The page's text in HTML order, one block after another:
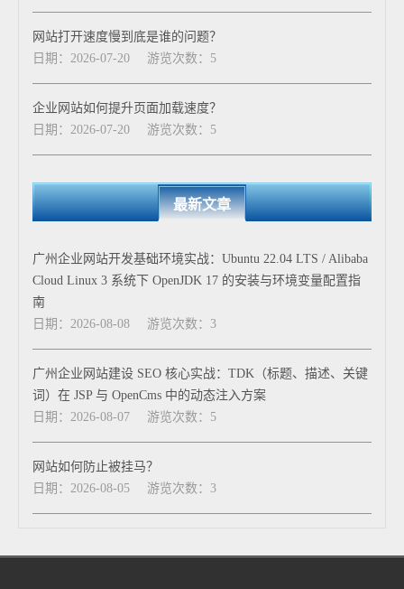
网站打开速度慢到底是谁的问题？
日期：2026-07-20
游览次数：5
企业网站如何提升页面加载速度？
日期：2026-07-20
游览次数：5
最新文章
广州企业网站开发基础环境实战：Ubuntu 22.04 LTS / Alibaba
Cloud Linux 3 系统下 OpenJDK 17 的安装与环境变量配置指
南
日期：2026-08-08
游览次数：3
广州企业网站建设 SEO 核心实战：TDK（标题、描述、关键
词）在 JSP 与 OpenCms 中的动态注入方案
日期：2026-08-07
游览次数：5
网站如何防止被挂马？
日期：2026-08-05
游览次数：3